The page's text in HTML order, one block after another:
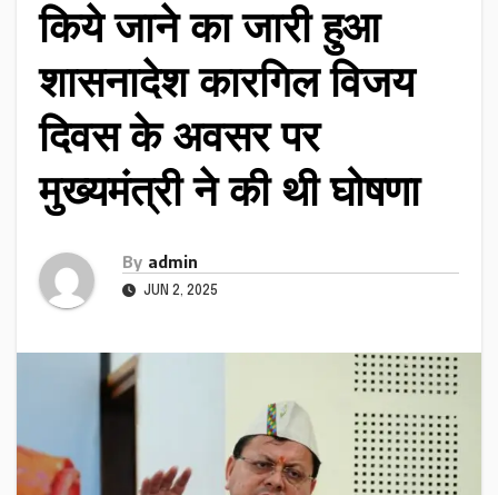
किये जाने का जारी हुआ
शासनादेश कारगिल विजय
दिवस के अवसर पर
मुख्यमंत्री ने की थी घोषणा
By admin
JUN 2, 2025